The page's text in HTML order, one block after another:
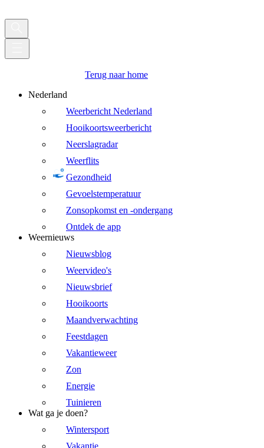
Terug naar home
Nederland
Weerbericht Nederland
Hooikoortsweerbericht
Neerslagradar
Weerflits
Gezondheid
Gevoelstemperatuur
Zonsopkomst en -ondergang
Ontdek de app
Weernieuws
Nieuwsblog
Weervideo's
Nieuwsbrief
Hooikoorts
Maandverwachting
Feestdagen
Vakantieweer
Zon
Energie
Tuinieren
Wat ga je doen?
Wintersport
Vakantie